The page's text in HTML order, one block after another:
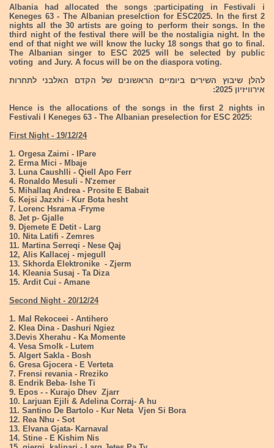
Albania had allocated the songs ;participating in Festivali i
Keneges 63 - The Albanian preselction for ESC2025. In the first 2
nights all the 30 artists are going to perform their songs. In the
third night of the festival there will be the nostaligia night. In the
end of that night we will know the lucky 18 songs that go to final.
The Albanian singer to ESC 2025 will be selected by public
voting and Jury. A focus will be on the diaspora voting.
להלן שיבוץ השירים ביומיים הראשונים של הקדם האלבני לתחרות
אירוויזיון 2025:
Hence is the allocations of the songs in the first 2 nights in
Festivali I Keneges 63 - The Albanian preselection for ESC 2025:
First Night - 19/12/24
1. Orgesa Zaimi - IPare
2. Erma Mici - Mbaje
3. Luna Caushlli - Qiell Apo Ferr
4. Ronaldo Mesuli - N'zemer
5. Mihallaq Andrea - Prosite E Babait
6. Kejsi Jazxhi - Kur Bota hesht
7. Lorenc Hsrama -Fryme
8. Jet p- Gjalle
9. Djemete E Detit - Larg
10. Nita Latifi - Zemres
11. Martina Serreqi - Nese Qaj
12, Alis Kallacej - mjegull
13. Skhorda Elektronike - Zjerm
14. Kleania Susaj - Ta Diza
15. Ardit Cui - Amane
Second Night - 20/12/24
1. Mal Rekoceei - Antihero
2. Klea Dina - Dashuri Ngiez
3.Devis Xherahu - Ka Momente
4. Vesa Smolk - Lutem
5. Algert Sakla - Bosh
6. Gresa Gjocera - E Verteta
7. Frensi revania - Rreziko
8. Endrik Beba- Ishe Ti
9. Epos - - Kurajo Dhev Zjarr
10. Larjuan Ejili & Adelina Corraj- A hu
11. Santino De Bartolo - Kur Neta Vjen Si Bora
12. Rea Nhu - Sot
13. Elvana Gjata- Karnaval
14. Stine - E Kishim Nis